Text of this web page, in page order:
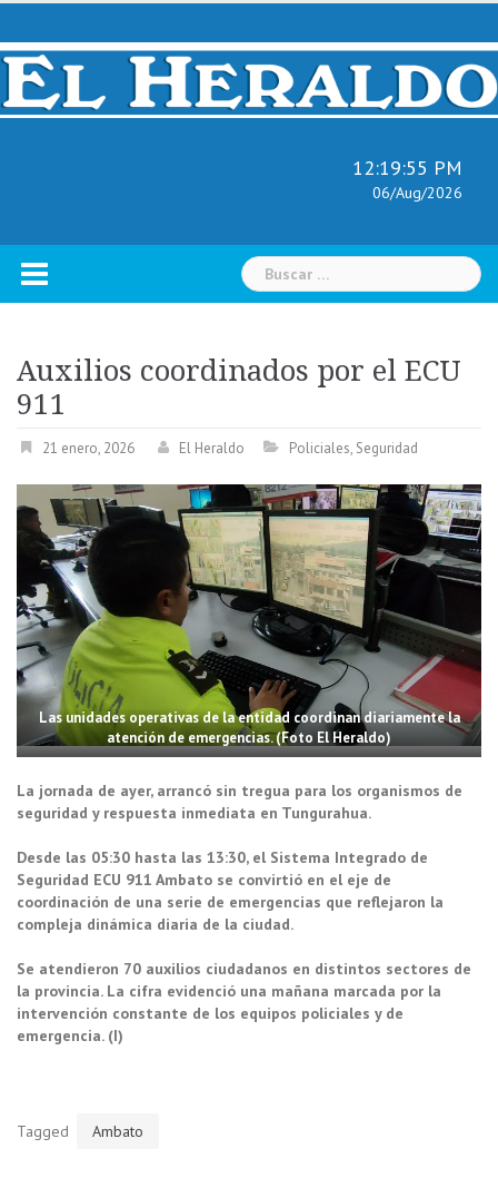
Skip
content
12:19:56 PM
06/Aug/2026
Buscar:
Auxilios coordinados por el ECU
911
21 enero, 2026 El Heraldo Policiales, Seguridad
Las unidades operativas de la entidad coordinan diariamente la
atención de emergencias. (Foto El Heraldo)
La jornada de ayer, arrancó sin tregua para los organismos de
seguridad y respuesta inmediata en Tungurahua.
Desde las 05:30 hasta las 13:30, el Sistema Integrado de
Seguridad ECU 911 Ambato se convirtió en el eje de
coordinación de una serie de emergencias que reflejaron la
compleja dinámica diaria de la ciudad.
Se atendieron 70 auxilios ciudadanos en distintos sectores de
la provincia. La cifra evidenció una mañana marcada por la
intervención constante de los equipos policiales y de
emergencia. (I)
Tagged Ambato